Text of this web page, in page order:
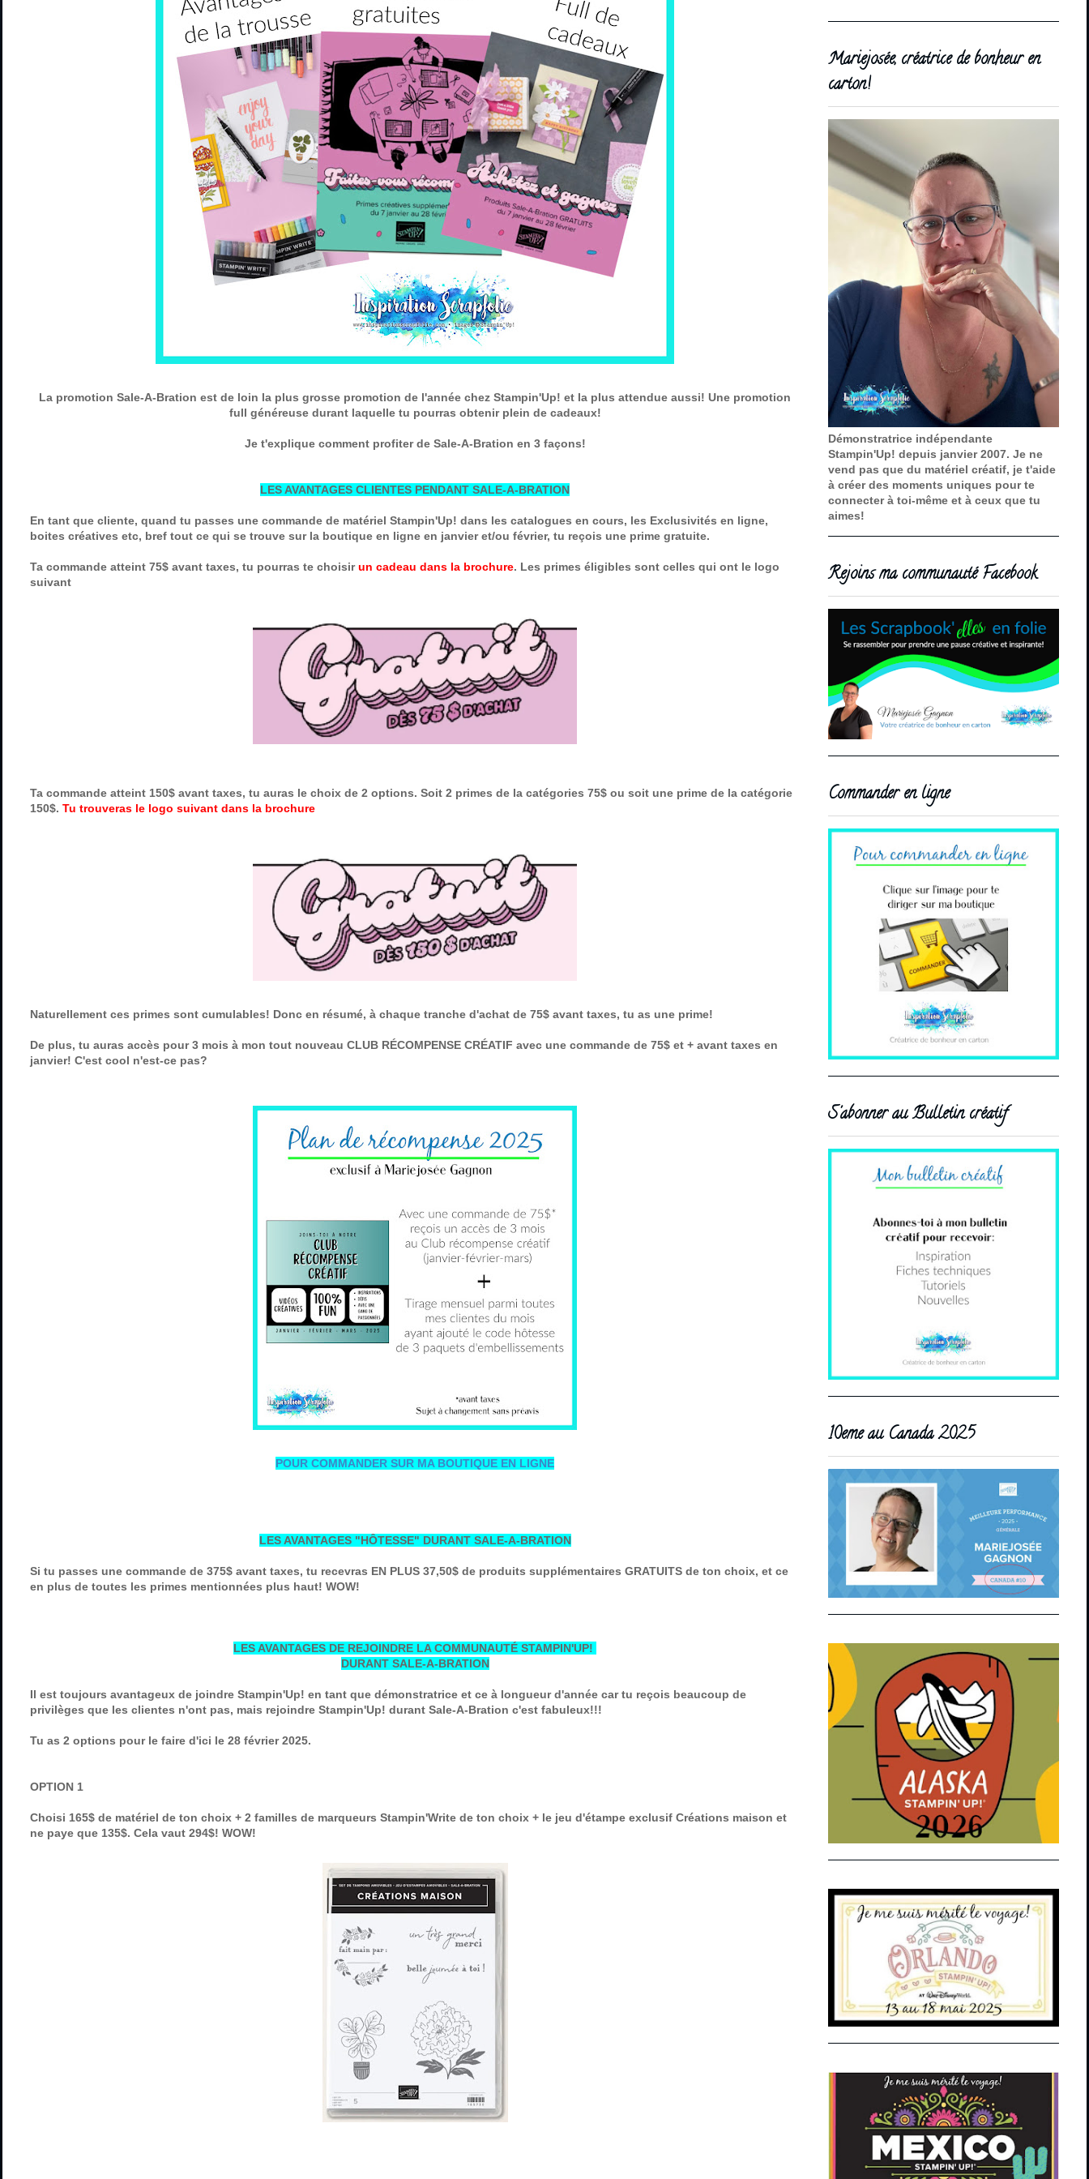
La promotion Sale-A-Bration est de loin la plus grosse promotion de l'année chez Stampin'Up! et la plus attendue aussi! Une promotion
full généreuse durant laquelle tu pourras obtenir plein de cadeaux!
Je t'explique comment profiter de Sale-A-Bration en 3 façons!
LES AVANTAGES CLIENTES PENDANT SALE-A-BRATION
En tant que cliente, quand tu passes une commande de matériel Stampin'Up! dans les catalogues en cours, les Exclusivités en ligne,
boites créatives etc, bref tout ce qui se trouve sur la boutique en ligne en janvier et/ou février, tu reçois une prime gratuite.
Ta commande atteint 75$ avant taxes, tu pourras te choisirun cadeau dans la brochure. Les primes éligibles sont celles qui ont le logo
suivant
Ta commande atteint 150$ avant taxes, tu auras le choix de 2 options. Soit 2 primes de la catégories 75$ ou soit une prime de la catégorie
150$. Tu trouveras le logo suivant dans la brochure
Naturellement ces primes sont cumulables! Donc en résumé, à chaque tranche d'achat de 75$ avant taxes, tu as une prime!
De plus, tu auras accès pour 3 mois à mon tout nouveau CLUB RÉCOMPENSE CRÉATIF avec une commande de 75$ et + avant taxes en
janvier! C'est cool n'est-ce pas?
POUR COMMANDER SUR MA BOUTIQUE EN LIGNE
LES AVANTAGES "HÔTESSE" DURANT SALE-A-BRATION
Si tu passes une commande de 375$ avant taxes, tu recevras EN PLUS 37,50$ de produits supplémentaires GRATUITS de ton choix, et ce
en plus de toutes les primes mentionnées plus haut! WOW!
LES AVANTAGES DE REJOINDRE LA COMMUNAUTÉ STAMPIN'UP!
DURANT SALE-A-BRATION
Il est toujours avantageux de joindre Stampin'Up! en tant que démonstratrice et ce à longueur d'année car tu reçois beaucoup de
privilèges que les clientes n'ont pas, mais rejoindre Stampin'Up! durant Sale-A-Bration c'est fabuleux!!!
Tu as 2 options pour le faire d'ici le 28 février 2025.
OPTION 1
Choisi 165$ de matériel de ton choix + 2 familles de marqueurs Stampin'Write de ton choix + le jeu d'étampe exclusif Créations maison et
ne paye que 135$. Cela vaut 294$! WOW!
Mariejosée, créatrice de bonheur en
carton!
Démonstratrice indépendante
Stampin'Up! depuis janvier 2007. Je ne
vend pas que du matériel créatif, je t'aide
à créer des moments uniques pour te
connecter à toi-même et à ceux que tu
aimes!
Rejoins ma communauté Facebook
Commander en ligne
S'abonner au Bulletin créatif
10eme au Canada 2025